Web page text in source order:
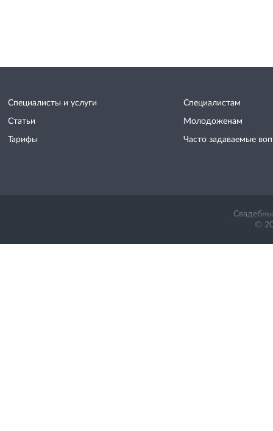
Специалисты и услуги
Статьи
Тарифы
Специалистам
Молодоженам
Часто задаваемые
©